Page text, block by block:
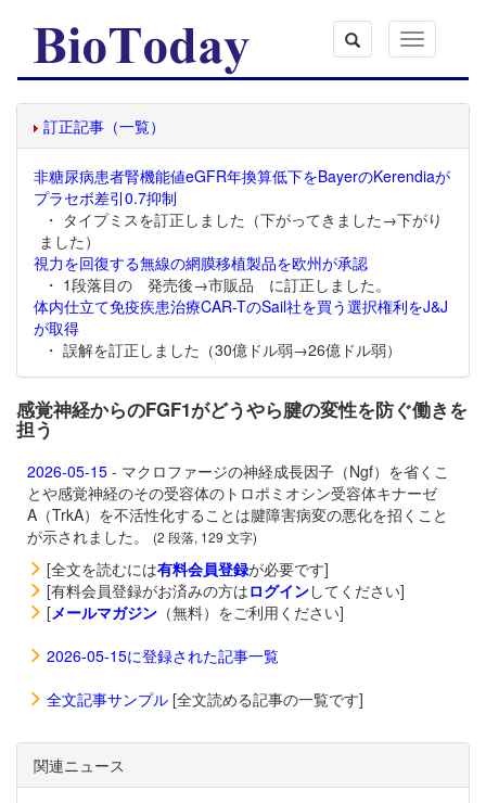
Toggle
navigation
訂正記事（一覧）
非糖尿病患者腎機能値eGFR年換算低下をBayerのKerendiaが
プラセボ差引0.7抑制
・ タイプミスを訂正しました（下がってきました→下がり
ました）
視力を回復する無線の網膜移植製品を欧州が承認
・ 1段落目の 発売後→市販品 に訂正しました。
体内仕立て免疫疾患治療CAR-TのSail社を買う選択権利をJ&J
が取得
・ 誤解を訂正しました（30億ドル弱→26億ドル弱）
感覚神経からのFGF1がどうやら腱の変性を防ぐ働きを
担う
2026-05-15 - マクロファージの神経成長因子（Ngf）を省くこ
とや感覚神経のその受容体のトロポミオシン受容体キナーゼ
A（TrkA）を不活性化することは腱障害病変の悪化を招くこと
が示されました。
(2 段落, 129 文字)
[全文を読むには有料会員登録が必要です]
[有料会員登録がお済みの方はログインしてください]
[メールマガジン （無料）をご利用ください]
2026-05-15に登録された記事一覧
全文記事サンプル [全文読める記事の一覧です]
関連ニュース